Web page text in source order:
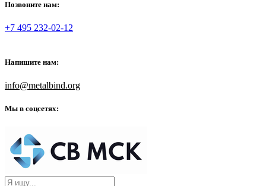
Позвоните нам:
+7 495 232-02-12
Напишите нам:
info@metalbind.org
Мы в соцсетях: